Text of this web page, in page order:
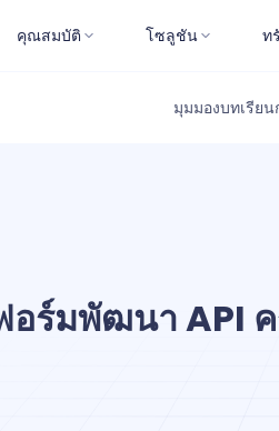
คุณสมบัติ โซลูชัน ท
มุมมองบทเรียน
ร์มพัฒนา API